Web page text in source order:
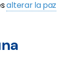
alterar la paz